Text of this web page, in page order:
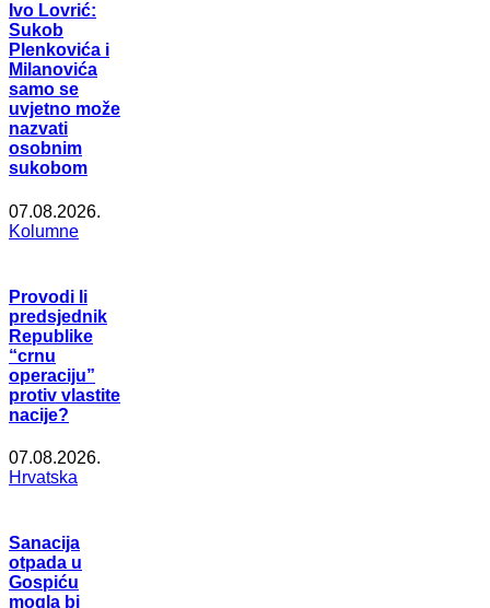
Ivo Lovrić:
Sukob
Plenkovića i
Milanovića
samo se
uvjetno može
nazvati
osobnim
sukobom
07.08.2026.
Kolumne
Provodi li
predsjednik
Republike
“crnu
operaciju”
protiv vlastite
nacije?
07.08.2026.
Hrvatska
Sanacija
otpada u
Gospiću
mogla bi